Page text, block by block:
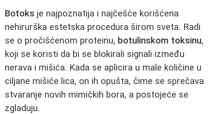
Botoks je najpoznatija i najčešće korišćena
nehirurška estetska procedura širom sveta. Radi
se o pročišćenom proteinu, botulinskom toksinu,
koji se koristi da bi se blokirali signali između
nerava i mišića. Kada se aplicira u male količine u
ciljane mišiće lica, on ih opušta, čime se sprečava
stvaranje novih mimičkih bora, a postojeće se
zgladuju.